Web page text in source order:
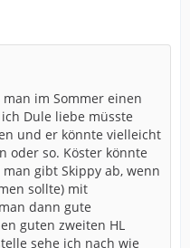
im Sommer einen
Dule liebe müsste
und er könnte vielleicht
oder so. Köster könnte
gibt Skippy ab, wenn
sollte) mit
dann gute
guten zweiten HL
sehe ich nach wie